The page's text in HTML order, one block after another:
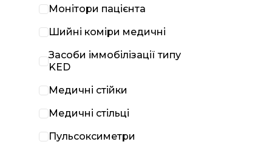
Монітори пацієнта
Шийні коміри медичні
Засоби іммобілізації типу
KED
Медичні стійки
Медичні стільці
Пульсоксиметри